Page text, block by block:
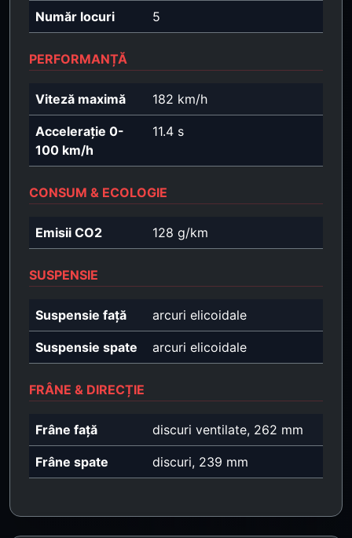
Număr locuri 5
PERFORMANȚĂ
Viteză maximă 182 km/h
Accelerație 0-
100 km/h
11.4 s
CONSUM & ECOLOGIE
Emisii CO2 128 g/km
SUSPENSIE
Suspensie față arcuri elicoidale
Suspensie spate arcuri elicoidale
FRÂNE & DIRECȚIE
Frâne față discuri ventilate, 262 mm
Frâne spate discuri, 239 mm